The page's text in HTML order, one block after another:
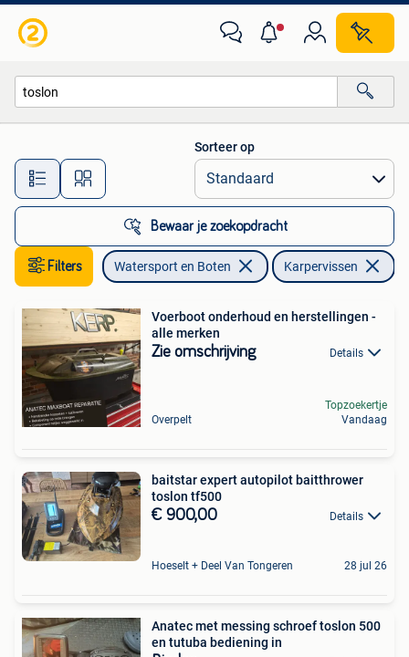
Alle afstanden…
Sorteer op
Bewaar je zoekopdracht
Filters Watersport en Boten Karpervissen
Voerboot onderhoud en herstellingen -
alle merken
Zie omschrijving Details
Overpelt
Topzoekertje
Vandaag
baitstar expert autopilot baitthrower
toslon tf500
€ 900,00 Details
Hoeselt + Deel Van Tongeren 28 jul 26
Anatec met messing schroef toslon 500
en tutuba bediening in